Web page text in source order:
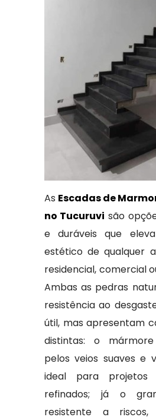
As Escadas de
no Tucuruvi são
e duráveis que
estético de qualquer
residencial, comercial
Ambas as pedras
resistência ao
útil, mas apresentam
distintas: o
pelos veios suaves e
ideal para projetos
refinados; já o
resistente a